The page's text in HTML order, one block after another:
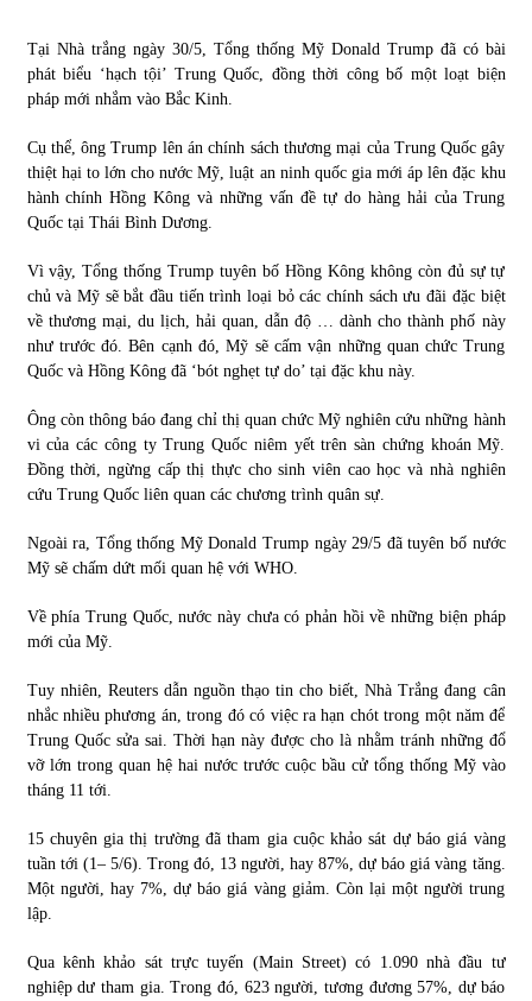
S&P Ratings cập nhật xếp hạng tín nhiệm của
Vietcombank và Eximbank
31/05/2022
Chứng khoán ngày 30/5/2022: Top 10 cổ phiếu nổi bật
31/05/2022
Phân tích giá tiền điện tử sau ngày thị trường lập kỷ lục
vốn hóa
09/11/2021
13/10/2021
Top 10 xe bán chạy nhất tháng 9/2021
Tại Nhà trắng ngày 30/5, Tổng thống Mỹ Donald Trump đã có bài
phát biểu ‘hạch tội’ Trung Quốc, đồng thời công bố một loạt biện
pháp mới nhắm vào Bắc Kinh.
Cụ thể, ông Trump lên án chính sách thương mại của Trung Quốc gây
thiệt hại to lớn cho nước Mỹ, luật an ninh quốc gia mới áp lên đặc khu
hành chính Hồng Kông và những vấn đề tự do hàng hải của Trung
Quốc tại Thái Bình Dương.
Vì vậy, Tổng thống Trump tuyên bố Hồng Kông không còn đủ sự tự
chủ và Mỹ sẽ bắt đầu tiến trình loại bỏ các chính sách ưu đãi đặc biệt
về thương mại, du lịch, hải quan, dẫn độ … dành cho thành phố này
như trước đó. Bên cạnh đó, Mỹ sẽ cấm vận những quan chức Trung
Quốc và Hồng Kông đã ‘bót nghẹt tự do’ tại đặc khu này.
Ông còn thông báo đang chỉ thị quan chức Mỹ nghiên cứu những hành
vi của các công ty Trung Quốc niêm yết trên sàn chứng khoán Mỹ.
Đồng thời, ngừng cấp thị thực cho sinh viên cao học và nhà nghiên
cứu Trung Quốc liên quan các chương trình quân sự.
Ngoài ra, Tổng thống Mỹ Donald Trump ngày 29/5 đã tuyên bố nước
Mỹ sẽ chấm dứt mối quan hệ với WHO.
Về phía Trung Quốc, nước này chưa có phản hồi về những biện pháp
mới của Mỹ.
Tuy nhiên, Reuters dẫn nguồn thạo tin cho biết, Nhà Trắng đang cân
nhắc nhiều phương án, trong đó có việc ra hạn chót trong một năm để
Trung Quốc sửa sai. Thời hạn này được cho là nhằm tránh những đổ
vỡ lớn trong quan hệ hai nước trước cuộc bầu cử tổng thống Mỹ vào
tháng 11 tới.
15 chuyên gia thị trường đã tham gia cuộc khảo sát dự báo giá vàng
tuần tới (1– 5/6). Trong đó, 13 người, hay 87%, dự báo giá vàng tăng.
Một người, hay 7%, dự báo giá vàng giảm. Còn lại một người trung
lập.
Qua kênh khảo sát trực tuyến (Main Street) có 1.090 nhà đầu tư
nghiệp dư tham gia. Trong đó, 623 người, tương đương 57%, dự báo